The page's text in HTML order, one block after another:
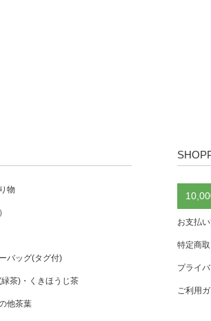
物
バッグ(タグ付)
茶)・くきほうじ茶
他茶葉
お支払
特定商
プライ
ご利用